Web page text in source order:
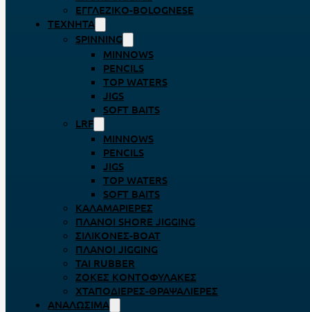
ΕΓΓΛΈΖΙΚΟ-BOLOGNESE
ΤΕΧΝΗΤΆ
SPINNING
MINNOWS
PENCILS
TOP WATERS
JIGS
SOFT BAITS
LRF
MINNOWS
PENCILS
JIGS
TOP WATERS
SOFT BAITS
ΚΑΛΑΜΑΡΙΈΡΕΣ
ΠΛΆΝΟΙ SHORE JIGGING
ΣΙΛΙΚΌΝΕΣ-BOAT
ΠΛΆΝΟΙ JIGGING
TAI RUBBER
ΖΌΚΕΣ ΚΟΝΤΟΦΎΛΑΚΕΣ
ΧΤΑΠΟΔΙΈΡΕΣ-ΘΡΑΨΑΛΙΈΡΕΣ
ΑΝΑΛΏΣΙΜΑ